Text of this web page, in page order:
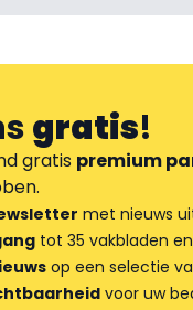
gratis!
gratis premium
met nieuws
tot 35 vakbladen
op een selectie
voor uw